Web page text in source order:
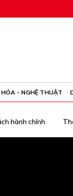
- NGHỆ THUẬT
hành chính